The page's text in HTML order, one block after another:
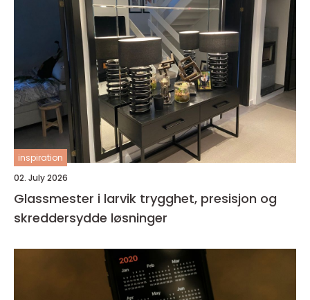
inspiration
02. July 2026
Glassmester i larvik trygghet, presisjon og
skreddersydde løsninger